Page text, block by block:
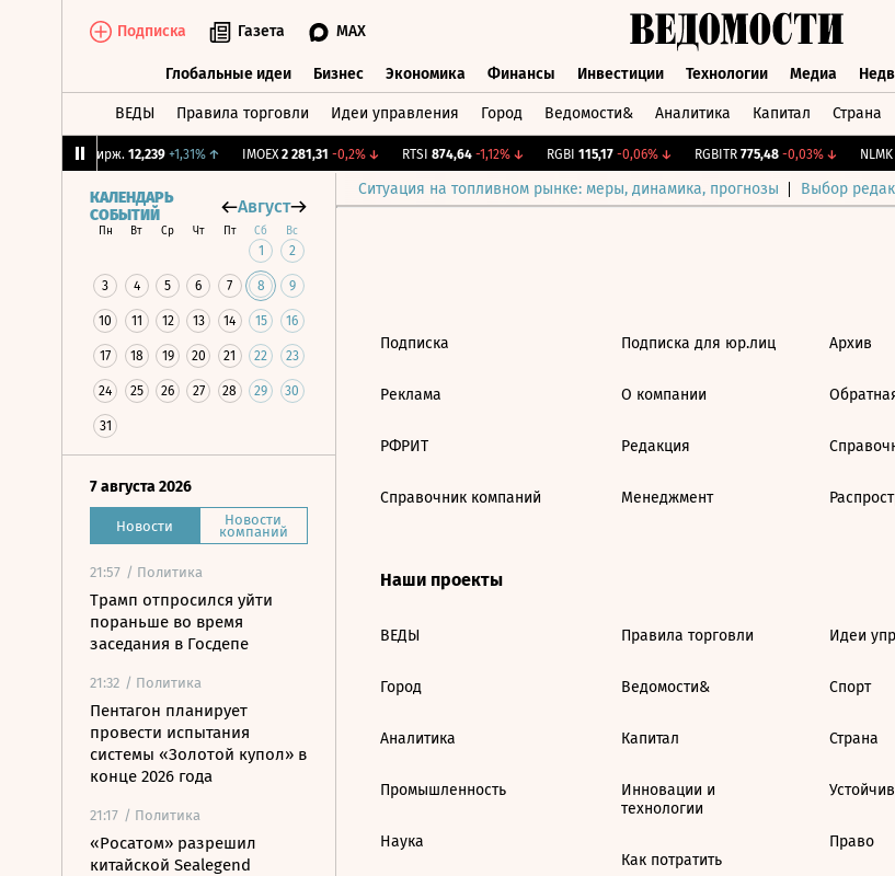
Подписка Газета MAX
Глобальные идеи Бизнес Экономика Финансы Инвестиции Технологии Медиа
ВЕДЫ Правила торговли Идеи управления Город Ведомости& Аналитика Капитал Страна
CNY Бирж. 12,239 +1,31%↑ IMOEX 2 281,31 -0,2%↓ RTSI 874,64 -1,12%↓ RGBI 115,17 -0,06%↓ RGBITR 775,48 -0,03%↓ NLMK
Ситуация на топливном рынке: меры, динамика, прогнозы Выбор
КАЛЕНДАРЬ
СОБЫТИЙ
Август
Пн Вт Ср Чт Пт Сб Вс
1 2
3 4 5 6 7 8 9
10 11 12 13 14 15 16
17 18 19 20 21 22 23
24 25 26 27 28 29 30
31
7 августа 2026
Новости Новости
компаний
21:57 / Политика
Трамп отпросился уйти
пораньше во время
заседания в Госдепе
21:32 / Политика
Пентагон планирует
провести испытания
системы «Золотой купол» в
конце 2026 года
21:17 / Политика
«Росатом» разрешил
китайской Sealegend
Подписка
Реклама
РФРИТ
Справочник компаний
Подписка для юр.лиц
О компании
Редакция
Менеджмент
Архив
Наши проекты
ВЕДЫ
Город
Аналитика
Промышленность
Наука
Правила торговли
Ведомости&
Капитал
Инновации и
технологии
Как потратить
Идеи
Спорт
Страна
Право